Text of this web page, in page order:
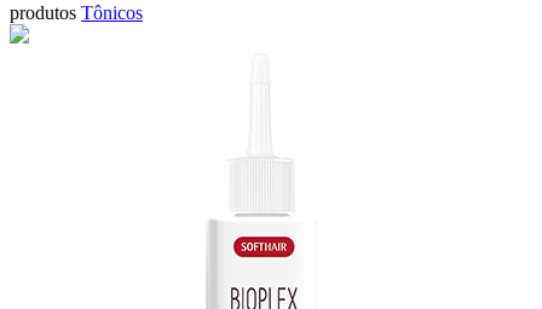
produtos Tônicos